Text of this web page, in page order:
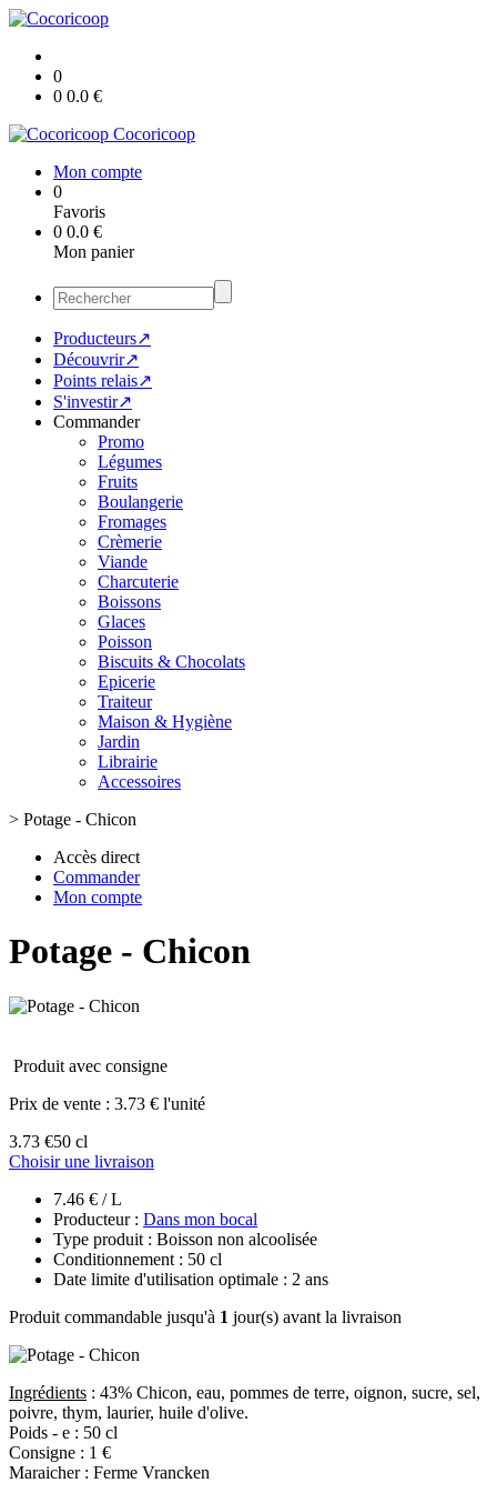
0
0 0.0 €
Cocoricoop
Mon compte
0
Favoris
0 0.0 €
Mon panier
Producteurs↗
Découvrir↗
Points relais↗
S'investir↗
Commander
Promo
Légumes
Fruits
Boulangerie
Fromages
Crèmerie
Viande
Charcuterie
Boissons
Glaces
Poisson
Biscuits & Chocolats
Epicerie
Traiteur
Maison & Hygiène
Jardin
Librairie
Accessoires
> Potage - Chicon
Accès direct
Commander
Mon compte
Potage - Chicon
Produit avec consigne
Prix de vente : 3.73 € l'unité
3.73 €50 cl
Choisir une livraison
7.46 € / L
Producteur : Dans mon bocal
Type produit : Boisson non alcoolisée
Conditionnement : 50 cl
Date limite d'utilisation optimale : 2 ans
Produit commandable jusqu'à 1 jour(s) avant la livraison
Ingrédients : 43% Chicon, eau, pommes de terre, oignon, sucre, sel,
poivre, thym, laurier, huile d'olive.
Poids - e : 50 cl
Consigne : 1 €
Maraicher : Ferme Vrancken